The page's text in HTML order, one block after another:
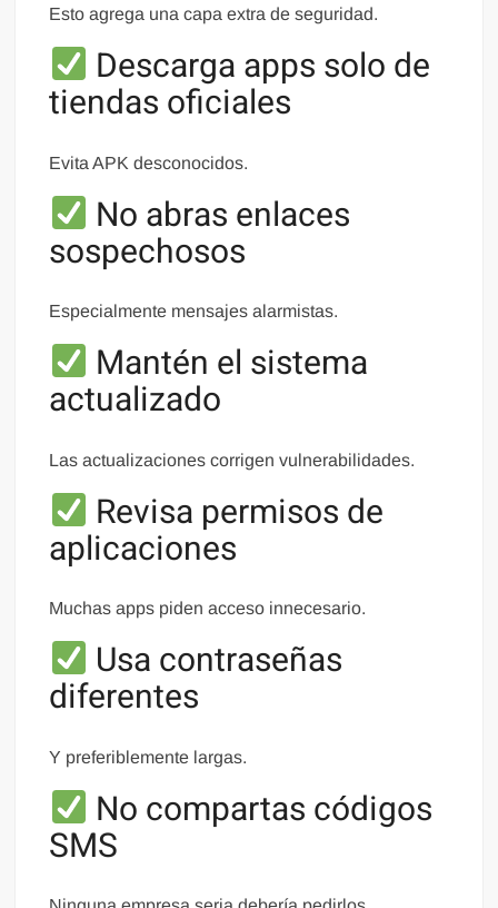
Esto agrega una capa extra de seguridad.
Descarga apps solo de
tiendas oficiales
Evita APK desconocidos.
No abras enlaces
sospechosos
Especialmente mensajes alarmistas.
Mantén el sistema
actualizado
Las actualizaciones corrigen vulnerabilidades.
Revisa permisos de
aplicaciones
Muchas apps piden acceso innecesario.
Usa contraseñas
diferentes
Y preferiblemente largas.
No compartas códigos
SMS